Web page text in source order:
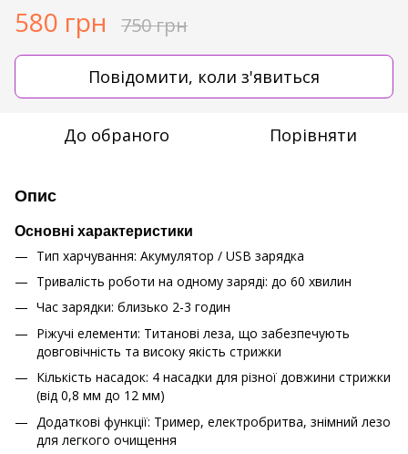
580 грн 750 грн
Повідомити, коли з'явиться
До обраного Порівняти
Опис
Основні характеристики
Тип харчування: Акумулятор / USB зарядка
Тривалість роботи на одному заряді: до 60 хвилин
Час зарядки: близько 2-3 годин
Ріжучі елементи: Титанові леза, що забезпечують
довговічність та високу якість стрижки
Кількість насадок: 4 насадки для різної довжини стрижки
(від 0,8 мм до 12 мм)
Додаткові функції: Тример, електробритва, знімний лезо
для легкого очищення